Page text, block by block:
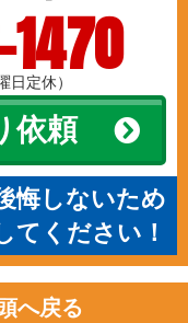
定休）
依頼
悔しないため
てください！
へ戻る